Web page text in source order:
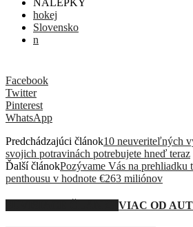
hokej
Slovensko
n
Facebook
Twitter
Pinterest
WhatsApp
Predchádzajúci článok10 neuveriteľných
svojich potravinách potrebujete hneď teraz
Ďalší článokPozývame Vás na prehliadku
penthousu v hodnote €263 miliónov
VIAC OD